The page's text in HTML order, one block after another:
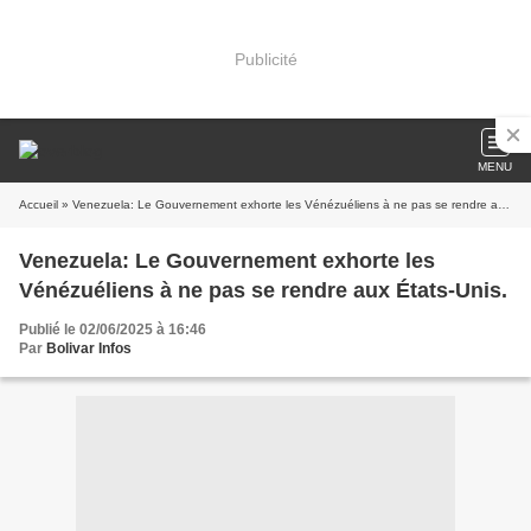
Publicité
MENU
Accueil » Venezuela: Le Gouvernement exhorte les Vénézuéliens à ne pas se rendre aux États-Unis.
Venezuela: Le Gouvernement exhorte les
Vénézuéliens à ne pas se rendre aux États-Unis.
Publié le 02/06/2025 à 16:46
Par Bolivar Infos